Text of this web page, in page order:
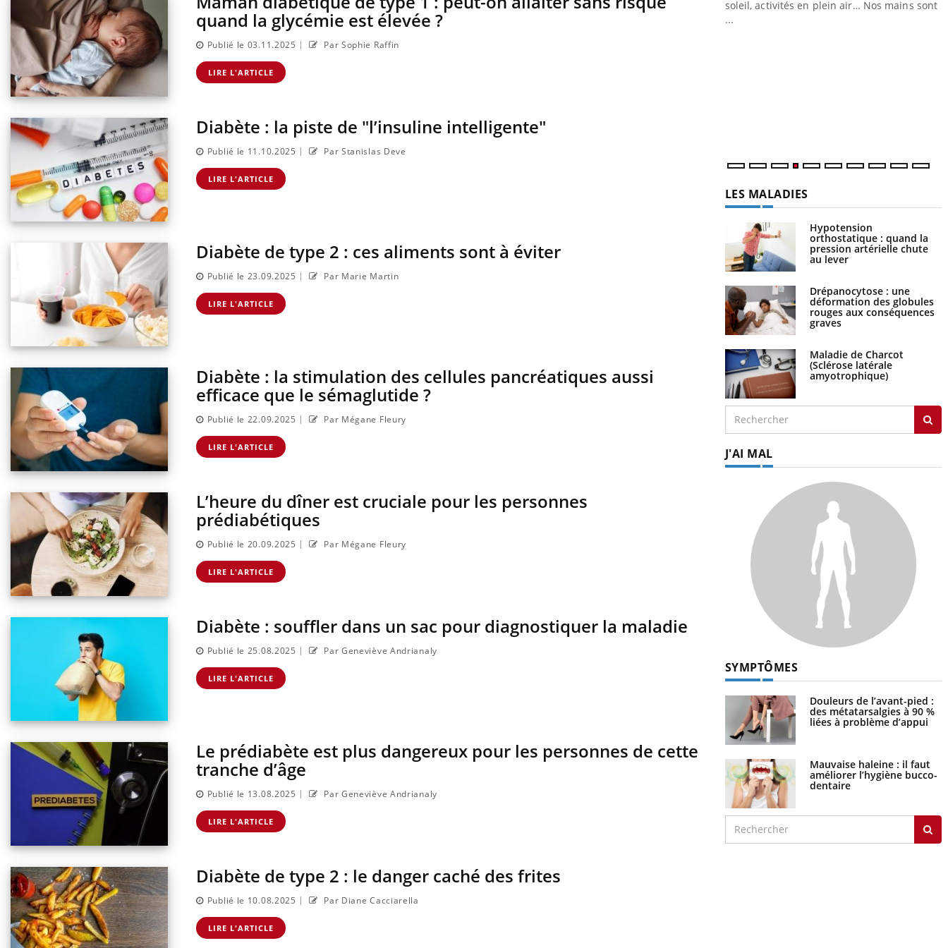
quand la glycémie est élevée ?
Publié le 03.11.2025 | Par Sophie Raffin
LIRE L'ARTICLE
Diabète : la piste de "l’insuline intelligente"
Publié le 11.10.2025 | Par Stanislas Deve
LIRE L'ARTICLE
Diabète de type 2 : ces aliments sont à éviter
Publié le 23.09.2025 | Par Marie Martin
LIRE L'ARTICLE
Diabète : la stimulation des cellules pancréatiques aussi
efficace que le sémaglutide ?
Publié le 22.09.2025 | Par Mégane Fleury
LIRE L'ARTICLE
L’heure du dîner est cruciale pour les personnes
prédiabétiques
Publié le 20.09.2025 | Par Mégane Fleury
LIRE L'ARTICLE
Diabète : souffler dans un sac pour diagnostiquer la maladie
Publié le 25.08.2025 | Par Geneviève Andrianaly
LIRE L'ARTICLE
Le prédiabète est plus dangereux pour les personnes de cette
tranche d’âge
Publié le 13.08.2025 | Par Geneviève Andrianaly
LIRE L'ARTICLE
Diabète de type 2 : le danger caché des frites
Publié le 10.08.2025 | Par Diane Cacciarella
LIRE L'ARTICLE
sur la maladie d'un proche c'est montrer ...
carence en fer sont multiples ce qui la rend
...
patients comme parfois chez les soignants.
soleil, activités en plein air… Nos mains sont
...
LES MALADIES
Hypotension
orthostatique : quand la
pression artérielle chute
au lever
Drépanocytose : une
déformation des globules
rouges aux conséquences
graves
Maladie de Charcot
(Sclérose latérale
amyotrophique)
J'AI MAL
SYMPTÔMES
Douleurs de l’avant-pied :
des métatarsalgies à 90 %
liées à problème d’appui
Mauvaise haleine : il faut
améliorer l’hygiène bucco-
dentaire